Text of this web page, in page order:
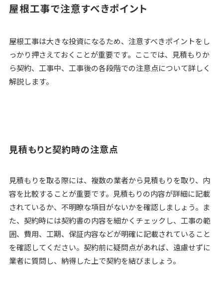
屋根工事で注意すべきポイント
屋根工事は大きな投資になるため、注意すべきポイントをし
っかり押さえておくことが重要です。ここでは、見積もりか
ら契約、工事中、工事後の各段階での注意点について詳しく
解説します。
見積もりと契約時の注意点
見積もりを取る際には、複数の業者から見積もりを取り、内
容を比較することが重要です。見積もりの内容が詳細に記載
されているか、不明瞭な項目がないかを確認しましょう。ま
た、契約時には契約書の内容を細かくチェックし、工事の範
囲、費用、工期、保証内容などが明確に記載されていること
を確認してください。契約前に疑問点があれば、遠慮せずに
業者に質問し、納得した上で契約を結びましょう。